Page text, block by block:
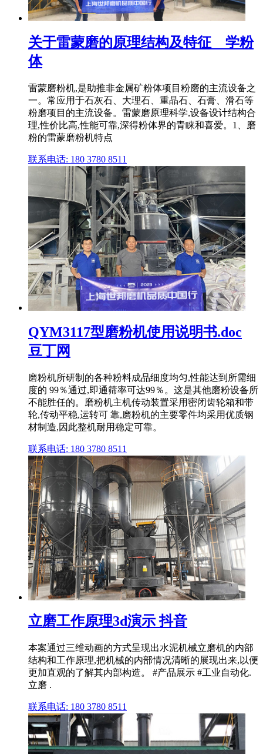
关于雷蒙磨的原理结构及特征 _ 学粉
体
雷蒙磨粉机,是助推非金属矿粉体项目粉磨的主流设备之
一。常应用于石灰石、大理石、重晶石、石膏、滑石等
粉磨项目的主流设备。雷蒙磨原理科学,设备设计结构合
理,性价比高,性能可靠,深得粉体界的青睐和喜爱。1、磨
粉的雷蒙磨粉机特点
联系电话: 180 3780 8511
QYM3117型磨粉机使用说明书.doc
豆丁网
磨粉机所研制的各种粉料成品细度均匀,性能达到所需细
度的 99％通过,即通筛率可达99％。这是其他磨粉设备所
不能胜任的。磨粉机主机传动装置采用密闭齿轮箱和带
轮,传动平稳,运转可 靠,磨粉机的主要零件均采用优质钢
材制造,因此整机耐用稳定可靠。
联系电话: 180 3780 8511
立磨工作原理3d演示 抖音
本案通过三维动画的方式呈现出水泥机械立磨机的内部
结构和工作原理,把机械的内部情况清晰的展现出来,以便
更加直观的了解其内部构造。 #产品展示 #工业自动化.
立磨 .
联系电话: 180 3780 8511